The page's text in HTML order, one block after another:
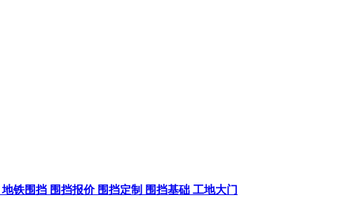
地铁围挡 围挡报价 围挡定制 围挡基础 工地大门